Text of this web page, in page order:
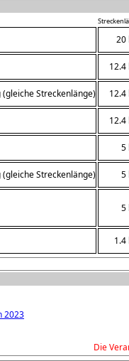
20
12.4
Streckenlänge) 12.4
12.4
5
Streckenlänge) 5
5
1.4
2023
Die